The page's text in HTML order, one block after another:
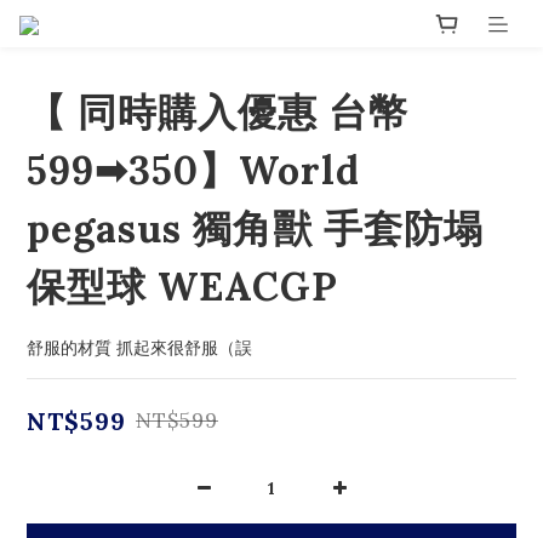
【 同時購入優惠 台幣
599➡350】World
pegasus 獨角獸 手套防塌
保型球 WEACGP
舒服的材質 抓起來很舒服（誤
NT$599 NT$599